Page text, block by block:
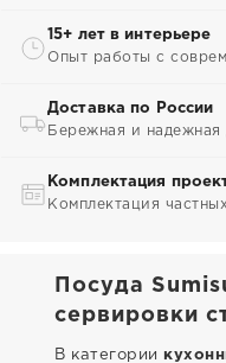
15+ лет в интерьере
Опыт работы с
Доставка по России
Бережная и надежная
Комплектация
Комплектация
Посуда
сервировки
В категории